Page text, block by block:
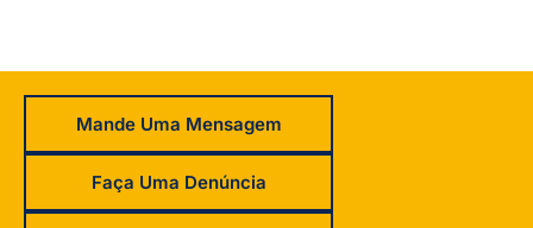
Mande Uma Mensagem
Faça Uma Denúncia